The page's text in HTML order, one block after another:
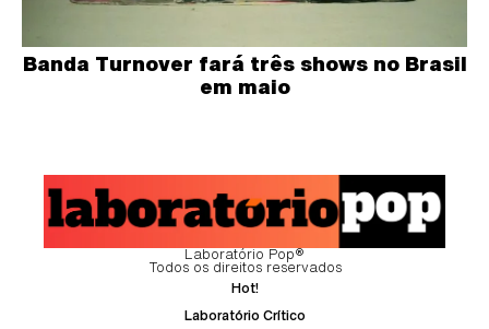
Banda Turnover fará três shows no Brasil
em maio
Laboratório Pop®
Todos os direitos reservados
Hot!
Laboratório Crítico